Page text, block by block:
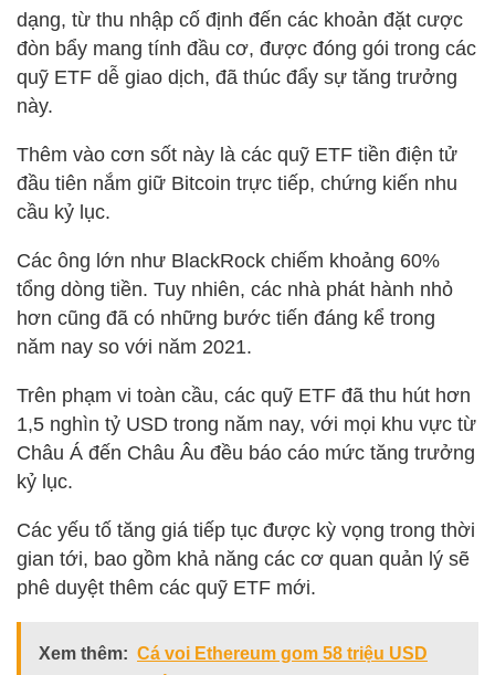
dạng, từ thu nhập cố định đến các khoản đặt cược
đòn bẩy mang tính đầu cơ, được đóng gói trong các
quỹ ETF dễ giao dịch, đã thúc đẩy sự tăng trưởng
này.
Thêm vào cơn sốt này là các quỹ ETF tiền điện tử
đầu tiên nắm giữ Bitcoin trực tiếp, chứng kiến nhu
cầu kỷ lục.
Các ông lớn như BlackRock chiếm khoảng 60%
tổng dòng tiền. Tuy nhiên, các nhà phát hành nhỏ
hơn cũng đã có những bước tiến đáng kể trong
năm nay so với năm 2021.
Trên phạm vi toàn cầu, các quỹ ETF đã thu hút hơn
1,5 nghìn tỷ USD trong năm nay, với mọi khu vực từ
Châu Á đến Châu Âu đều báo cáo mức tăng trưởng
kỷ lục.
Các yếu tố tăng giá tiếp tục được kỳ vọng trong thời
gian tới, bao gồm khả năng các cơ quan quản lý sẽ
phê duyệt thêm các quỹ ETF mới.
Xem thêm: Cá voi Ethereum gom 58 triệu USD